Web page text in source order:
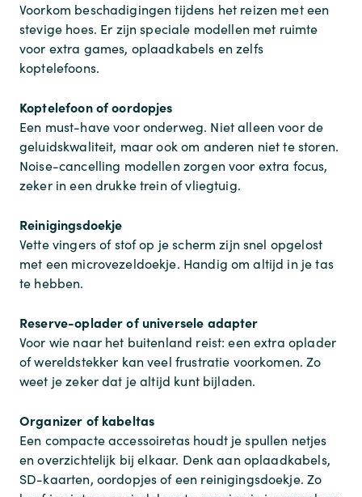
Voorkom beschadigingen tijdens het reizen met een
stevige hoes. Er zijn speciale modellen met ruimte
voor extra games, oplaadkabels en zelfs
koptelefoons.
Koptelefoon of oordopjes
Een must-have voor onderweg. Niet alleen voor de
geluidskwaliteit, maar ook om anderen niet te storen.
Noise-cancelling modellen zorgen voor extra focus,
zeker in een drukke trein of vliegtuig.
Reinigingsdoekje
Vette vingers of stof op je scherm zijn snel opgelost
met een microvezeldoekje. Handig om altijd in je tas
te hebben.
Reserve-oplader of universele adapter
Voor wie naar het buitenland reist: een extra oplader
of wereldstekker kan veel frustratie voorkomen. Zo
weet je zeker dat je altijd kunt bijladen.
Organizer of kabeltas
Een compacte accessoiretas houdt je spullen netjes
en overzichtelijk bij elkaar. Denk aan oplaadkabels,
SD-kaarten, oordopjes of een reinigingsdoekje. Zo